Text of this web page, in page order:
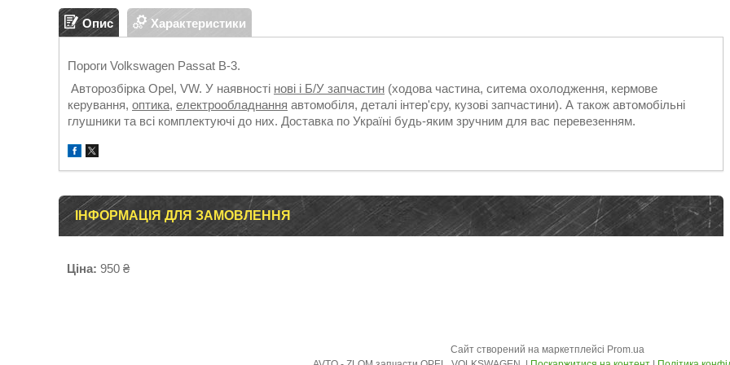
Опис Характеристики
Пороги Volkswagen Passat B-3.
Авторозбірка Opel, VW. У наявності нові і Б/У запчастин (ходова частина, ситема охолодження, кермове
керування, оптика, електрообладнання автомобіля, деталі інтер'єру, кузові запчастини). А також автомобільні
глушники та всі комплектуючі до них. Доставка по Україні будь-яким зручним для вас перевезенням.
ІНФОРМАЦІЯ ДЛЯ ЗАМОВЛЕННЯ
Ціна: 950 ₴
Сайт створений на маркетплейсі Prom.ua